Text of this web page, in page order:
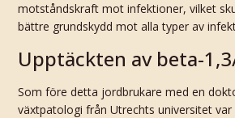
motståndskraft mot infektioner, vilket
bättre grundskydd mot alla typer av
Upptäckten av beta-
Som före detta jordbrukare med en
växtpatologi från Utrechts universitet